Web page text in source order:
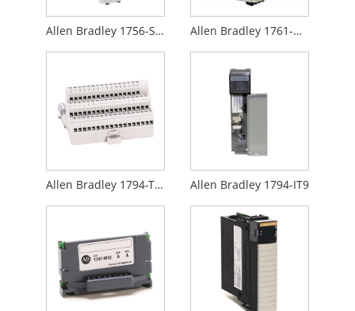
Allen Bradley 1756-SYNCH Allen Bradley 1761-NET-AIC
Allen Bradley 1794-TB3 Allen Bradley 1794-IT9